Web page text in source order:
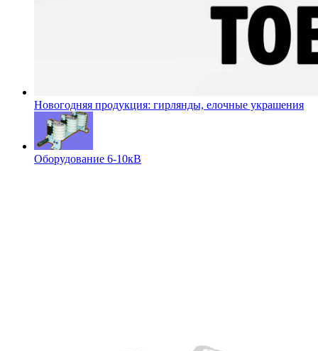
Новогодняя продукция: гирлянды, елочные украшения
Оборудование 6-10кВ